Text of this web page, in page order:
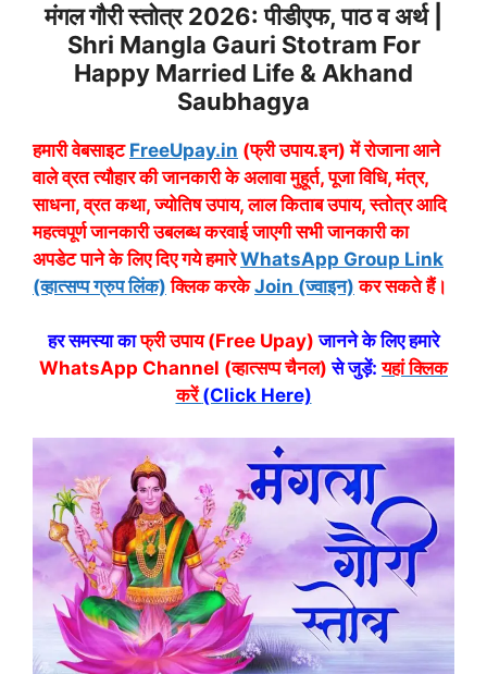
मंगल गौरी स्तोत्र 2026: पीडीएफ, पाठ व अर्थ |
Shri Mangla Gauri Stotram For
Happy Married Life & Akhand
Saubhagya
हमारी वेबसाइट FreeUpay.in (फ्री उपाय.इन) में रोजाना आने
वाले व्रत त्यौहार की जानकारी के अलावा मुहूर्त, पूजा विधि, मंत्र,
साधना, व्रत कथा, ज्योतिष उपाय, लाल किताब उपाय, स्तोत्र आदि
महत्वपूर्ण जानकारी उबलब्ध करवाई जाएगी सभी जानकारी का
अपडेट पाने के लिए दिए गये हमारेWhatsApp Group Link
(व्हात्सप्प ग्रुप लिंक) क्लिक करकेJoin (ज्वाइन) कर सकते हैं।
हर समस्या काफ्री उपाय (Free Upay) जानने के लिए हमारे
WhatsApp Channel (व्हात्सप्प चैनल) से जुड़ें:यहां क्लिक
करें(Click Here)